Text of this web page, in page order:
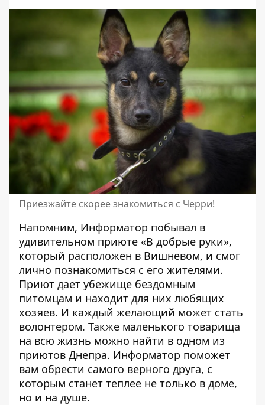
Приезжайте скорее знакомиться с Черри!
Напомним, Информатор побывал в
удивительном приюте «В добрые руки»,
который расположен в Вишневом, и смог
лично познакомиться с его жителями.
Приют дает убежище бездомным
питомцам и находит для них любящих
хозяев. И каждый желающий может стать
волонтером. Также маленького товарища
на всю жизнь можно найти в одном из
приютов Днепра. Информатор поможет
вам обрести самого верного друга, с
которым станет теплее не только в доме,
но и на душе.